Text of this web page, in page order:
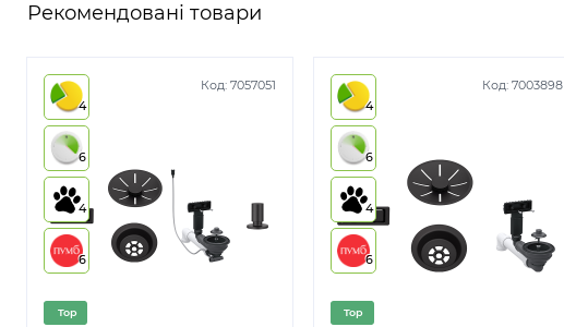
Рекомендовані товари
Код: 7057051
4
6
4
6
Top
Код: 7003898
4
6
4
6
Top